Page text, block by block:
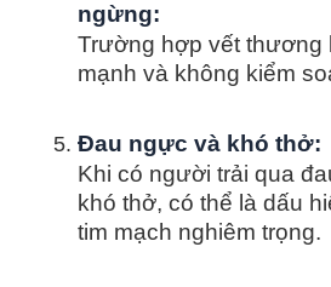
ngừng:
Trường hợp vết thương
mạnh và không kiểm
Đau ngực và khó thở:
Khi có người trải qua
khó thở, có thể là dấu
tim mạch nghiêm trọng.